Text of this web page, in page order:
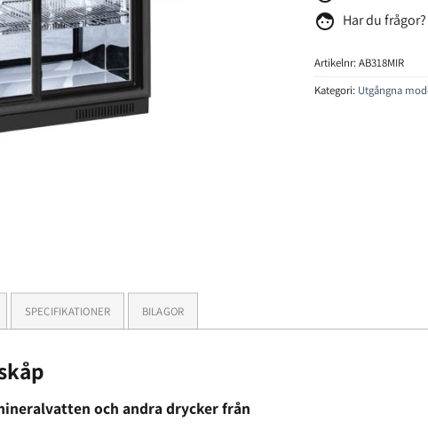
face Har du frågor?
Artikelnr:AB318MIR
Kategori: Utgångna
SPECIFIKATIONER BILAGOR
och andra drycker från